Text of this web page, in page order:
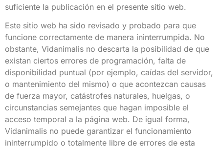
suficiente la publicación en el presente sitio web.
Este sitio web ha sido revisado y probado para que
funcione correctamente de manera ininterrumpida. No
obstante, Vidanimalis no descarta la posibilidad de que
existan ciertos errores de programación, falta de
disponibilidad puntual (por ejemplo, caídas del servidor,
o mantenimiento del mismo) o que acontezcan causas
de fuerza mayor, catástrofes naturales, huelgas, o
circunstancias semejantes que hagan imposible el
acceso temporal a la página web. De igual forma,
Vidanimalis no puede garantizar el funcionamiento
ininterrumpido o totalmente libre de errores de esta